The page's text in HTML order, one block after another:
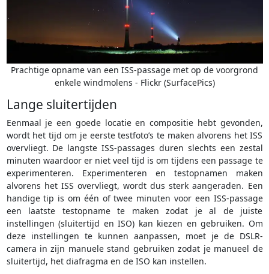
Prachtige opname van een ISS-passage met op de voorgrond
enkele windmolens - Flickr (SurfacePics)
Lange sluitertijden
Eenmaal je een goede locatie en compositie hebt gevonden,
wordt het tijd om je eerste testfoto’s te maken alvorens het ISS
overvliegt. De langste ISS-passages duren slechts een zestal
minuten waardoor er niet veel tijd is om tijdens een passage te
experimenteren. Experimenteren en testopnamen maken
alvorens het ISS overvliegt, wordt dus sterk aangeraden. Een
handige tip is om één of twee minuten voor een ISS-passage
een laatste testopname te maken zodat je al de juiste
instellingen (sluitertijd en ISO) kan kiezen en gebruiken. Om
deze instellingen te kunnen aanpassen, moet je de DSLR-
camera in zijn manuele stand gebruiken zodat je manueel de
sluitertijd, het diafragma en de ISO kan instellen.